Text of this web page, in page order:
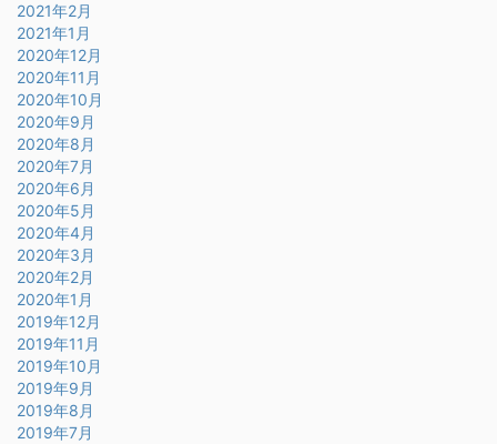
2021年2月
2021年1月
2020年12月
2020年11月
2020年10月
2020年9月
2020年8月
2020年7月
2020年6月
2020年5月
2020年4月
2020年3月
2020年2月
2020年1月
2019年12月
2019年11月
2019年10月
2019年9月
2019年8月
2019年7月